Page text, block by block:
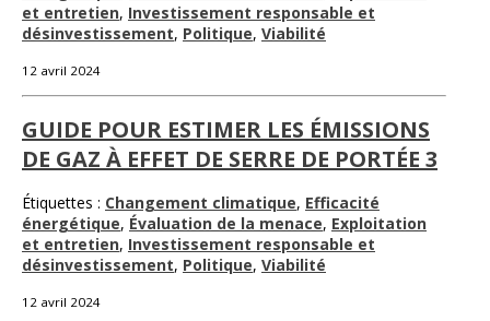
et entretien, Investissement responsable et
désinvestissement, Politique, Viabilité
12 avril 2024
GUIDE POUR ESTIMER LES ÉMISSIONS
DE GAZ À EFFET DE SERRE DE PORTÉE 3
Étiquettes : Changement climatique, Efficacité
énergétique, Évaluation de la menace, Exploitation
et entretien, Investissement responsable et
désinvestissement, Politique, Viabilité
12 avril 2024